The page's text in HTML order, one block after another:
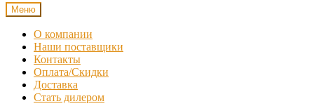
Меню
О компании
Наши поставщики
Контакты
Оплата/Скидки
Доставка
Стать дилером